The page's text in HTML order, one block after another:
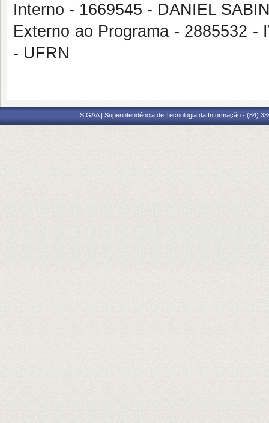
Interno - 1669545 - DANIEL
Externo ao Programa - 2885532 -
- UFRN
SIGAA | Superintendência de Tecnologia da Informação - (84)